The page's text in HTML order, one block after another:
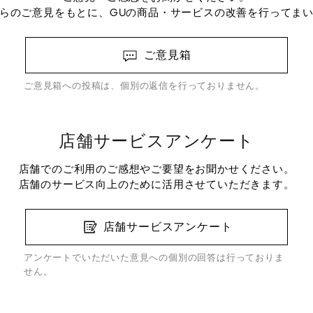
のご意見をもとに、GUの商品・サービスの改善を行ってまい
ご意見箱
ご意見箱への投稿は、個別の返信を行っておりません。
店舗サービスアンケート
店舗でのご利用のご感想やご要望をお聞かせください。
店舗のサービス向上のために活用させていただきます。
店舗サービスアンケート
アンケートでいただいた意見への個別の回答は行っておりま
せん。